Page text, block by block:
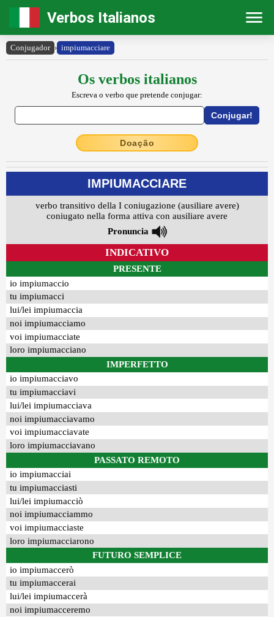
Verbos Italianos
Conjugador › impiumacciare
Os verbos italianos
Escreva o verbo que pretende conjugar:
Doação
IMPIUMACCIARE
verbo transitivo della I coniugazione (ausiliare avere)
coniugato nella forma attiva con ausiliare avere
Pronuncia
INDICATIVO
PRESENTE
io impiumaccio
tu impiumacci
lui/lei impiumaccia
noi impiumacciamo
voi impiumacciate
loro impiumacciano
IMPERFETTO
io impiumacciavo
tu impiumacciavi
lui/lei impiumacciava
noi impiumacciavamo
voi impiumacciavate
loro impiumacciavano
PASSATO REMOTO
io impiumacciai
tu impiumacciasti
lui/lei impiumacciò
noi impiumacciammo
voi impiumacciaste
loro impiumacciarono
FUTURO SEMPLICE
io impiumaccerò
tu impiumaccerai
lui/lei impiumaccerà
noi impiumacceremo